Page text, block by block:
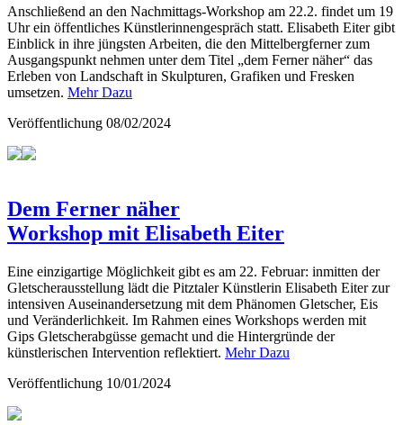
Anschließend an den Nachmittags-Workshop am 22.2. findet um 19
Uhr ein öffentliches Künstlerinnengespräch statt. Elisabeth Eiter gibt
Einblick in ihre jüngsten Arbeiten, die den Mittelbergferner zum
Ausgangspunkt nehmen unter dem Titel „dem Ferner näher“ das
Erleben von Landschaft in Skulpturen, Grafiken und Fresken
umsetzen. Mehr Dazu
Veröffentlichung 08/02/2024
Dem Ferner näher
Workshop mit Elisabeth Eiter
Eine einzigartige Möglichkeit gibt es am 22. Februar: inmitten der
Gletscherausstellung lädt die Pitztaler Künstlerin Elisabeth Eiter zur
intensiven Auseinandersetzung mit dem Phänomen Gletscher, Eis
und Veränderlichkeit. Im Rahmen eines Workshops werden mit
Gips Gletscherabgüsse gemacht und die Hintergründe der
künstlerischen Intervention reflektiert. Mehr Dazu
Veröffentlichung 10/01/2024